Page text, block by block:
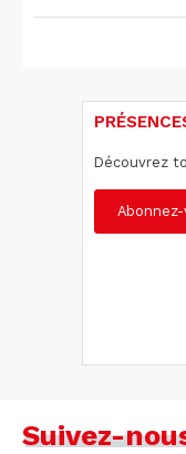
Découvrez
Suivez-